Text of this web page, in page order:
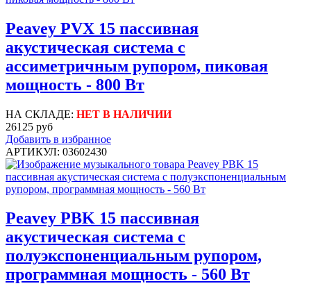
Peavey PVX 15 пассивная
акустическая система с
ассиметричным рупором, пиковая
мощность - 800 Вт
НА СКЛАДЕ: НЕТ В НАЛИЧИИ
26125 руб
Добавить в избранное
АРТИКУЛ: 03602430
Peavey PBK 15 пассивная
акустическая система с
полуэкспоненциальным рупором,
программная мощность - 560 Вт